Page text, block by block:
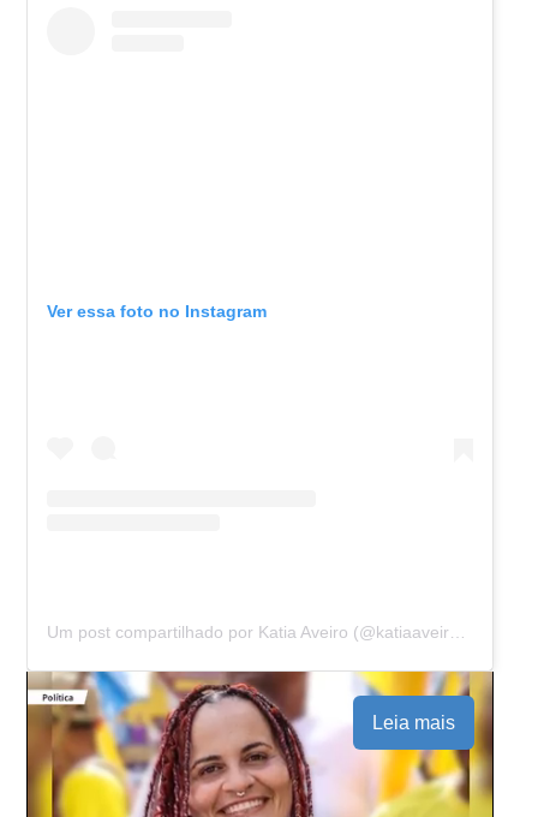
Ver essa foto no Instagram
Um post compartilhado por Katia Aveiro (@katiaaveirooficial)
Leia mais